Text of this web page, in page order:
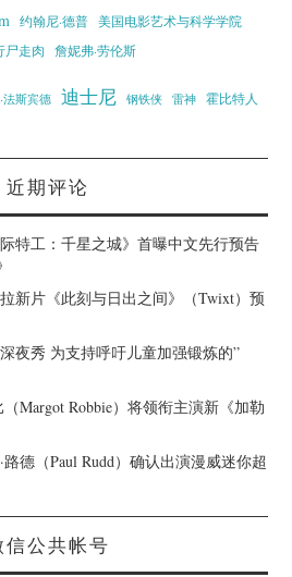
约翰尼·德普
美国电影艺术与科学学院
尸走肉 詹妮弗·劳伦斯
法斯宾德 迪士尼 钢铁侠 雷神 霍比特人
近期评论
际特工：千星之城》首曝中文先行预告
新片《此刻与日出之间》（Twixt）预
夜秀 为支持呼吁儿童加强锻炼的”
（Margot Robbie）将领衔主演新《加勒
路德（Paul Rudd）确认出演漫威迷你超
信公共帐号